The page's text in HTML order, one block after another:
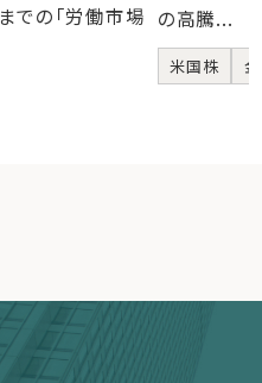
での「労働市場 の高騰...
米国株 金